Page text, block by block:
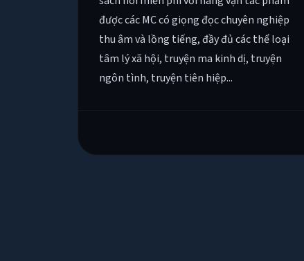
được các MC có giọng đọc chuyên nghiệp
thu âm và lồng tiếng, đầy đủ các thể loại
tâm lý xã hội, truyện ma kinh dị, truyện
ngôn tình, truyện tiên hiệp...